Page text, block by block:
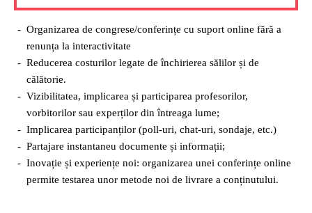
Organizarea de congrese/conferințe cu suport online fără a
renunța la interactivitate
Reducerea costurilor legate de închirierea sălilor și de
călătorie.
Vizibilitatea, implicarea și participarea profesorilor,
vorbitorilor sau experților din întreaga lume;
Implicarea participanților (poll-uri, chat-uri, sondaje, etc.)
Partajare instantaneu documente și informații;
Inovație și experiențe noi: organizarea unei conferințe online
permite testarea unor metode noi de livrare a conținutului.